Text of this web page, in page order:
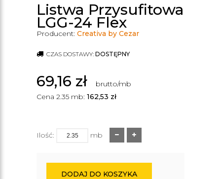
Listwa Przysufitowa
LGG-24 Flex
Producent: Creativa by Cezar
CZAS DOSTAWY: DOSTĘPNY
69,16 zł
brutto/mb
Cena 2.35 mb: 162,53 zł
Ilość: mb
DODAJ DO KOSZYKA